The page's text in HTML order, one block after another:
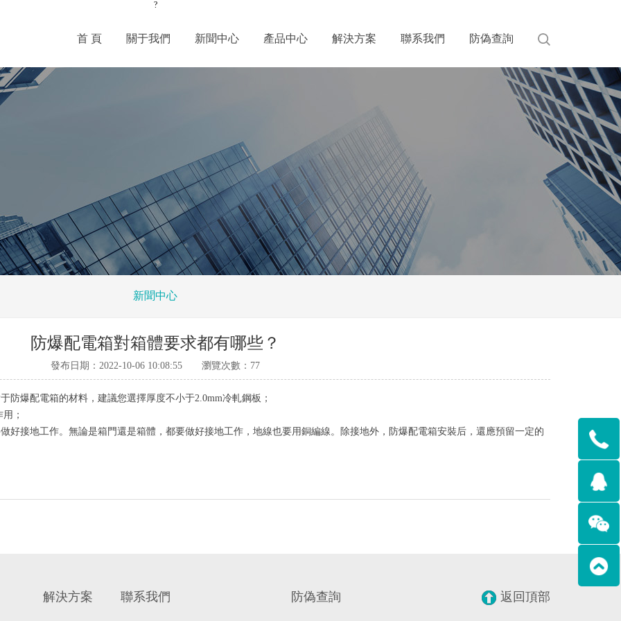
?
首 頁 關于我們 新聞中心 產品中心 解決方案 聯系我們 防偽查詢
新聞中心
防爆配電箱對箱體要求都有哪些？
發布日期：2022-10-06 10:08:55 瀏覽次數：77
防爆配電箱的材料，建議您選擇厚度不小于2.0mm冷軋鋼板；
；
好接地工作。無論是箱門還是箱體，都要做好接地工作，地線也要用銅編線。除接地外，防爆配電箱安裝后，還應預留一定的
解決方案 聯系我們 防偽查詢 返回頂部